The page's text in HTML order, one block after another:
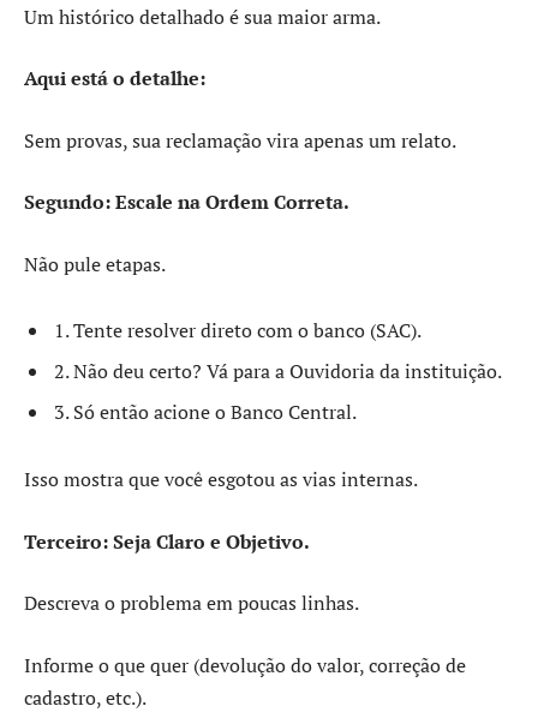
Um histórico detalhado é sua maior arma.
Aqui está o detalhe:
Sem provas, sua reclamação vira apenas um relato.
Segundo: Escale na Ordem Correta.
Não pule etapas.
1. Tente resolver direto com o banco (SAC).
2. Não deu certo? Vá para a Ouvidoria da instituição.
3. Só então acione o Banco Central.
Isso mostra que você esgotou as vias internas.
Terceiro: Seja Claro e Objetivo.
Descreva o problema em poucas linhas.
Informe o que quer (devolução do valor, correção de
cadastro, etc.).